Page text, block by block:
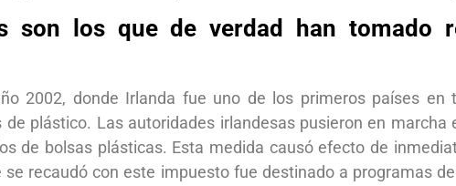
son los que de verdad han tomado
2002, donde Irlanda fue uno de los primeros países en
plástico. Las autoridades irlandesas pusieron en marcha
de bolsas plásticas. Esta medida causó efecto de
se recaudó con este impuesto fue destinado a programas